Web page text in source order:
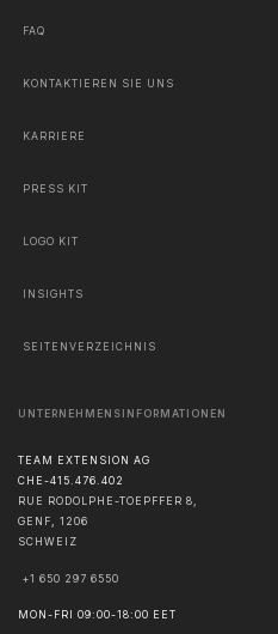
FAQ
KONTAKTIEREN SIE UNS
KARRIERE
PRESS KIT
LOGO KIT
INSIGHTS
SEITENVERZEICHNIS
UNTERNEHMENSINFORMATIONEN
TEAM EXTENSION AG
CHE-415.476.402
RUE RODOLPHE-TOEPFFER 8,
GENF, 1206
SCHWEIZ
+1 650 297 6550
MON-FRI 09:00-18:00 EET